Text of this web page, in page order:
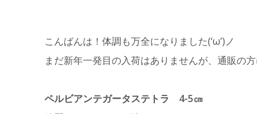
こんばんは！体調も万全になりました(‘ω’)ノ
まだ新年一発目の入荷はありませんが、通販の
ペルビアンテガータステトラ 4-5㎝